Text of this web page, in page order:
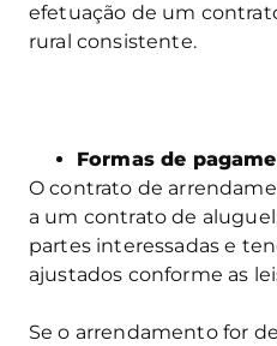
efetuação de um
rural consistente.
Formas de
O contrato de
a um contrato de
partes interessadas e
ajustados conforme as
Se o arrendamento for